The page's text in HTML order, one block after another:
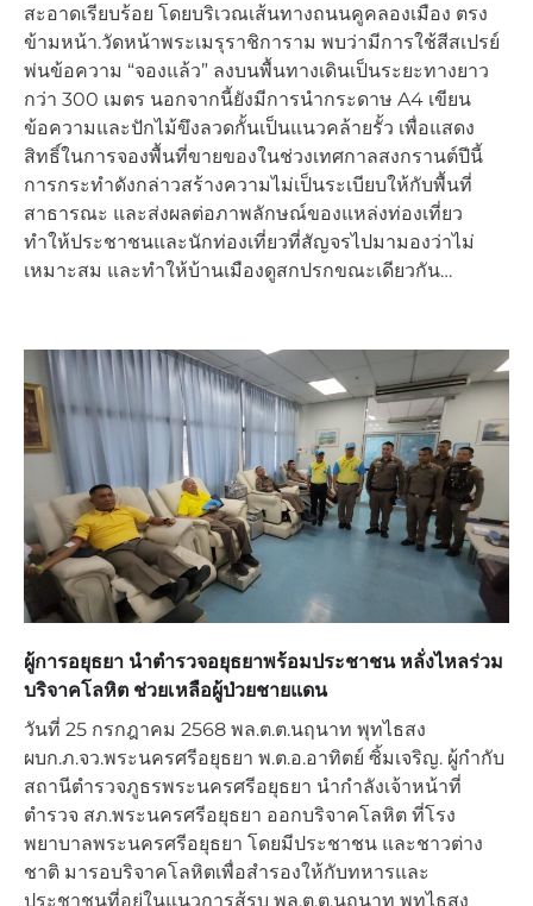
สะอาดเรียบร้อย โดยบริเวณเส้นทางถนนคูคลองเมือง ตรง
ข้ามหน้า.วัดหน้าพระเมรุราชิการาม พบว่ามีการใช้สีสเปรย์
พ่นข้อความ “จองแล้ว” ลงบนพื้นทางเดินเป็นระยะทางยาว
กว่า 300 เมตร นอกจากนี้ยังมีการนำกระดาษ A4 เขียน
ข้อความและปักไม้ขึงลวดกั้นเป็นแนวคล้ายรั้ว เพื่อแสดง
สิทธิ์ในการจองพื้นที่ขายของในช่วงเทศกาลสงกรานต์ปีนี้
การกระทำดังกล่าวสร้างความไม่เป็นระเบียบให้กับพื้นที่
สาธารณะ และส่งผลต่อภาพลักษณ์ของแหล่งท่องเที่ยว
ทำให้ประชาชนและนักท่องเที่ยวที่สัญจรไปมามองว่าไม่
เหมาะสม และทำให้บ้านเมืองดูสกปรกขณะเดียวกัน…
ผู้การอยุธยา นำตำรวจอยุธยาพร้อมประชาชน หลั่งไหลร่วม
บริจาคโลหิต ช่วยเหลือผู้ป่วยชายแดน
วันที่ 25 กรกฎาคม 2568 พล.ต.ต.นฤนาท พุทไธสง
ผบก.ภ.จว.พระนครศรีอยุธยา พ.ต.อ.อาทิตย์ ซิ้มเจริญ. ผู้กำกับ
สถานีตำรวจภูธรพระนครศรีอยุธยา นำกำลังเจ้าหน้าที่
ตำรวจ สภ.พระนครศรีอยุธยา ออกบริจาคโลหิต ที่โรง
พยาบาลพระนครศรีอยุธยา โดยมีประชาชน และชาวต่าง
ชาติ มารอบริจาคโลหิตเพื่อสำรองให้กับทหารและ
ประชาชนที่อยู่ในแนวการสู้รบ พล.ต.ต.นฤนาท พุทไธสง